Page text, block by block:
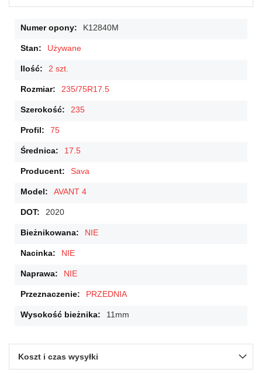
Więcej
K12840M
Używane
2 szt.
235/75R17.5
235
75
17.5
Sava
AVANT 4
2020
NIE
NIE
NIE
PRZEDNIA
11mm
Koszt i czas wysyłki